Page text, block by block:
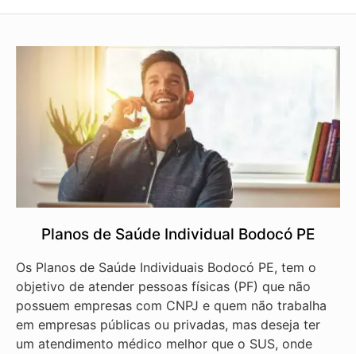
Planos de Saúde Individual Bodocó PE
Os Planos de Saúde Individuais Bodocó PE, tem o
objetivo de atender pessoas físicas (PF) que não
possuem empresas com CNPJ e quem não trabalha
em empresas públicas ou privadas, mas deseja ter
um atendimento médico melhor que o SUS, onde